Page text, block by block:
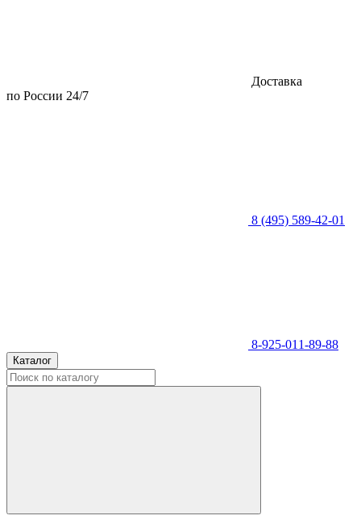
Доставка
по России 24/7
8 (495) 589-42-01
8-925-011-89-88
Каталог